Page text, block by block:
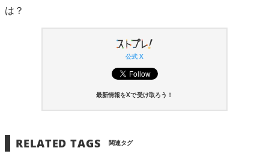
は？
公式 X
最新情報をXで受け取ろう！
RELATED TAGS 関連タグ